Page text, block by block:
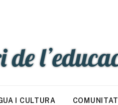
I CULTURA COMUNITAT